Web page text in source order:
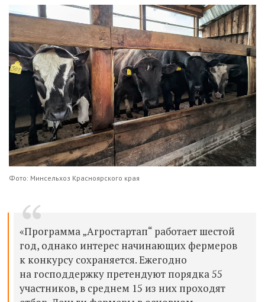
Фото: Минсельхоз Красноярского края
«Программа „Агростартап“ работает шестой
год, однако интерес начинающих фермеров
к конкурсу сохраняется. Ежегодно
на господдержку претендуют порядка 55
участников, в среднем 15 из них проходят